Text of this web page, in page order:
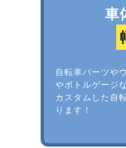
車
自転車パーツや
やボトルゲージ
カスタムした自
ります！